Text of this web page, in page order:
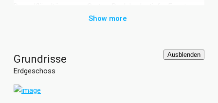
auf der Gartenseite sind die Räume hell und freundlich. Der
und für Gäste. Besonders charakteristisch für den großen
Fertighaus Bungalow Madeira von GUSSEK HAUS ist die
aus Holz und Putz.
Show more
Grundrisse Ausblenden
Erdgeschoss